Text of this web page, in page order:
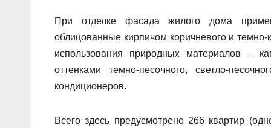
При отделке фасада жилого дома
облицованные кирпичом коричневого и
использования природных материалов –
оттенками темно-песочного, светло-
кондиционеров.
Всего здесь предусмотрено 266 квартир